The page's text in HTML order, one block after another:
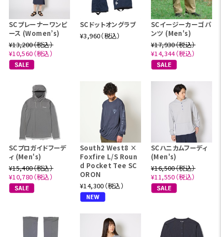
SCプレーナーワンピ
ース (Women’s)
¥13,200（税込）
¥10,560（税込）
SCドットオングラブ
¥3,960（税込）
SCイージーカーゴパ
ンツ (Men's)
¥17,930（税込）
¥14,344（税込）
SCプロガイドフーデ
ィ (Men's)
¥15,400（税込）
¥10,780（税込）
South2 West8 ×
Foxfire L/S Roun
d Pocket Tee SC
ORON
¥14,300（税込）
SCハニカムフーディ
(Men's)
¥16,500（税込）
¥11,550（税込）